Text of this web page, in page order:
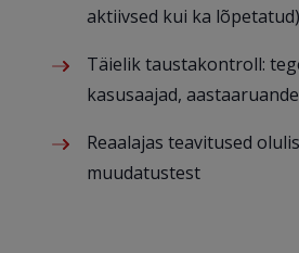
aktiivsed kui ka lõpetatud)
Täielik taustakontroll:
kasusaajad,
Reaalajas teavitused
muudatustest